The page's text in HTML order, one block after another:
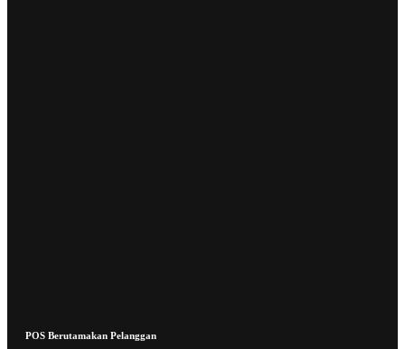
POS Berutamakan Pelanggan